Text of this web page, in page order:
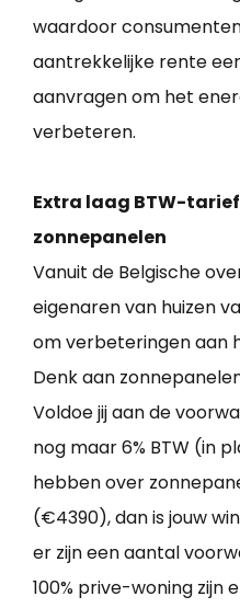
waardoor
aantrekkelijke rente
aanvragen om het
verbeteren.
Extra laag BTW-
zonnepanelen
Vanuit de Belgische
eigenaren van huizen
om verbeteringen aan
Denk aan
Voldoe jij aan de
nog maar 6% BTW (in
hebben over
(€4390), dan is jouw
er zijn een aantal
100% prive-woning zijn